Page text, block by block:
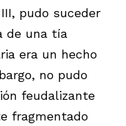
pudo suceder
de una tía
era un hecho
no pudo
feudalizante
fragmentado